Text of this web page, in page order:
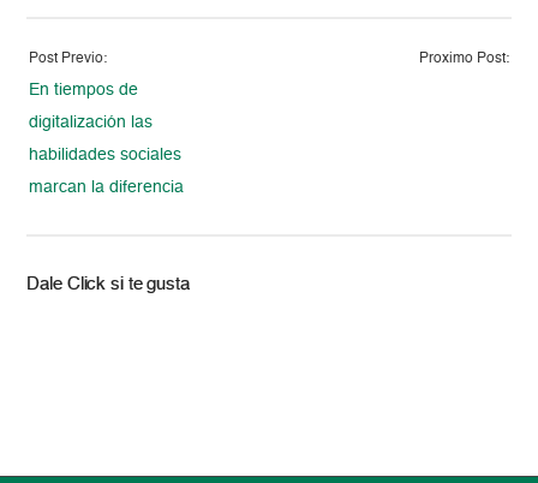
Post Previo:
En tiempos de
digitalización las
habilidades sociales
marcan la diferencia
Proximo Post:
Dale Click si te gusta